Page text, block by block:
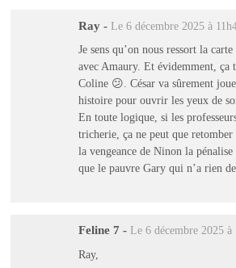
Ray - Le 6 décembre 2025 à
Je sens qu’on nous ressort la
avec Amaury. Et évidemment, ça
Coline 😕. César va sûrement
histoire pour ouvrir les yeux de
En toute logique, si les
tricherie, ça ne peut que
la vengeance de Ninon la
que le pauvre Gary qui n’a rien
Feline 7 - Le 6 décembre 2025 à
Ray,